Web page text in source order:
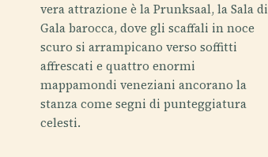
vera attrazione è la Prunksaal, la Sala di
Gala barocca, dove gli scaffali in noce
scuro si arrampicano verso soffitti
affrescati e quattro enormi
mappamondi veneziani ancorano la
stanza come segni di punteggiatura
celesti.